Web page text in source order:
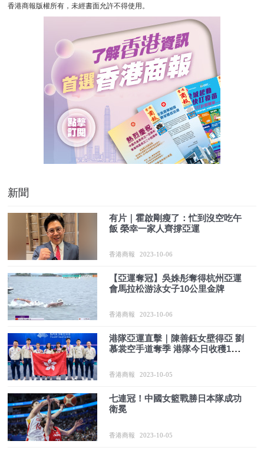
香港商報版權所有，未經書面允許不得使用。
新聞
有片｜霍啟剛瘦了：忙到沒空吃午
飯 榮幸一家人齊撐亞運
香港商報 2023-10-06
【亞運奪冠】吳姝彤奪得杭州亞運
會馬拉松游泳女子10公里金牌
香港商報 2023-10-06
港隊亞運直擊｜陳善鈺女壁得亞 劉
慕裳空手道奪季 港隊今日收穫1銀1
香港商報 2023-10-05
七連冠！中國女籃戰勝日本隊成功
衛冕
香港商報 2023-10-05